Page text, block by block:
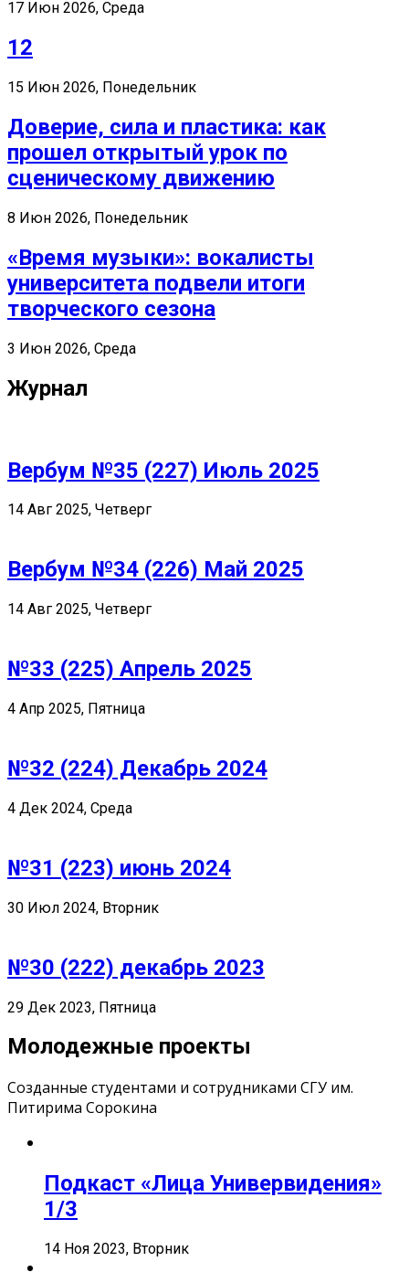
17 Июн 2026, Среда
12
15 Июн 2026, Понедельник
Доверие, сила и пластика: как
прошел открытый урок по
сценическому движению
8 Июн 2026, Понедельник
«Время музыки»: вокалисты
университета подвели итоги
творческого сезона
3 Июн 2026, Среда
Журнал
Вербум №35 (227) Июль 2025
14 Авг 2025, Четверг
Вербум №34 (226) Май 2025
14 Авг 2025, Четверг
№33 (225) Апрель 2025
4 Апр 2025, Пятница
№32 (224) Декабрь 2024
4 Дек 2024, Среда
№31 (223) июнь 2024
30 Июл 2024, Вторник
№30 (222) декабрь 2023
29 Дек 2023, Пятница
Молодежные проекты
Созданные студентами и сотрудниками СГУ им.
Питирима Сорокина
Подкаст «Лица Универвидения»
1/3
14 Ноя 2023, Вторник